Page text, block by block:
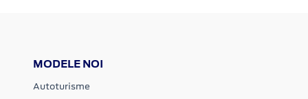
MODELE NOI
Autoturisme